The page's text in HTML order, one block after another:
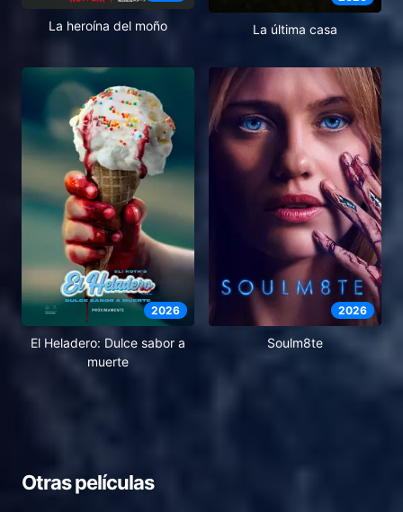
La heroína del moño La última casa
2026
El Heladero: Dulce sabor a
muerte
2026
Soulm8te
Otras películas